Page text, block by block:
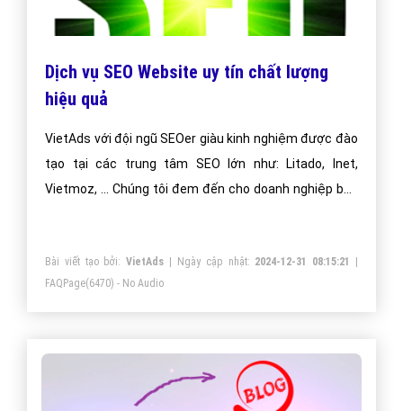
Dịch vụ SEO Website uy tín chất lượng
hiệu quả
VietAds với đội ngũ SEOer giàu kinh nghiệm được đào
tạo tại các trung tâm SEO lớn như: Litado, Inet,
Vietmoz, ... Chúng tôi đem đến cho doanh nghiệp bạn
Bài viết tạo bởi:VietAds | Ngày cập nhật: 2024-12-31 08:15:21
FAQPage(6470) - No Audio